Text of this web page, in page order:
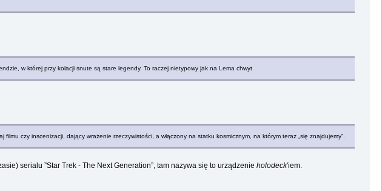
w której przy kolacji snute są stare legendy. To raczej nietypowy jak na Lema chwyt
czy inscenizacji, dający wrażenie rzeczywistości, a włączony na statku kosmicznym, na którym teraz „się znajdujemy”.
serialu ”Star Trek - The Next Generation”, tam nazywa się to urządzenie holodeck'iem.